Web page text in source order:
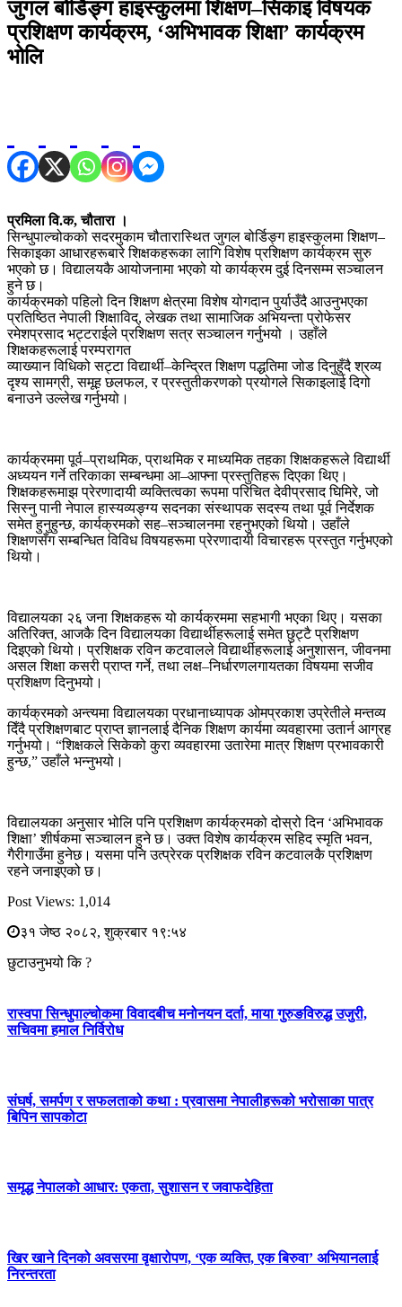
जुगल बोर्डिङ्ग हाइस्कुलमा शिक्षण–सिकाइ विषयक
प्रशिक्षण कार्यक्रम, ‘अभिभावक शिक्षा’ कार्यक्रम
भोलि
प्रमिला वि.क, चौतारा ।
सिन्धुपाल्चोकको सदरमुकाम चौतारास्थित जुगल बोर्डिङ्ग हाइस्कुलमा शिक्षण–
सिकाइका आधारहरूबारे शिक्षकहरूका लागि विशेष प्रशिक्षण कार्यक्रम सुरु
भएको छ। विद्यालयकै आयोजनामा भएको यो कार्यक्रम दुई दिनसम्म सञ्चालन
हुने छ।
कार्यक्रमको पहिलो दिन शिक्षण क्षेत्रमा विशेष योगदान पुर्याउँदै आउनुभएका
प्रतिष्ठित नेपाली शिक्षाविद्, लेखक तथा सामाजिक अभियन्ता प्रोफेसर
रमेशप्रसाद भट्टराईले प्रशिक्षण सत्र सञ्चालन गर्नुभयो । उहाँले
शिक्षकहरूलाई परम्परागत
व्याख्यान विधिको सट्टा विद्यार्थी–केन्द्रित शिक्षण पद्धतिमा जोड दिनुहुँदै श्रव्य
दृश्य सामग्री, समूह छलफल, र प्रस्तुतीकरणको प्रयोगले सिकाइलाई दिगो
बनाउने उल्लेख गर्नुभयो।
कार्यक्रममा पूर्व–प्राथमिक, प्राथमिक र माध्यमिक तहका शिक्षकहरूले विद्यार्थी
अध्ययन गर्ने तरिकाका सम्बन्धमा आ–आफ्ना प्रस्तुतिहरू दिएका थिए।
शिक्षकहरूमाझ प्रेरणादायी व्यक्तित्वका रूपमा परिचित देवीप्रसाद घिमिरे, जो
सिस्नु पानी नेपाल हास्यव्यङ्ग्य सदनका संस्थापक सदस्य तथा पूर्व निर्देशक
समेत हुनुहुन्छ, कार्यक्रमको सह–सञ्चालनमा रहनुभएको थियो। उहाँले
शिक्षणसँग सम्बन्धित विविध विषयहरूमा प्रेरणादायी विचारहरू प्रस्तुत गर्नुभएको
थियो।
विद्यालयका २६ जना शिक्षकहरू यो कार्यक्रममा सहभागी भएका थिए। यसका
अतिरिक्त, आजकै दिन विद्यालयका विद्यार्थीहरूलाई समेत छुट्टै प्रशिक्षण
दिइएको थियो। प्रशिक्षक रविन कटवालले विद्यार्थीहरूलाई अनुशासन, जीवनमा
असल शिक्षा कसरी प्राप्त गर्ने, तथा लक्ष–निर्धारणलगायतका विषयमा सजीव
प्रशिक्षण दिनुभयो।
कार्यक्रमको अन्त्यमा विद्यालयका प्रधानाध्यापक ओमप्रकाश उप्रेतीले मन्तव्य
दिँदै प्रशिक्षणबाट प्राप्त ज्ञानलाई दैनिक शिक्षण कार्यमा व्यवहारमा उतार्न आग्रह
गर्नुभयो। “शिक्षकले सिकेको कुरा व्यवहारमा उतारेमा मात्र शिक्षण प्रभावकारी
हुन्छ,” उहाँले भन्नुभयो।
विद्यालयका अनुसार भोलि पनि प्रशिक्षण कार्यक्रमको दोस्रो दिन ‘अभिभावक
शिक्षा’ शीर्षकमा सञ्चालन हुने छ। उक्त विशेष कार्यक्रम सहिद स्मृति भवन,
गैरीगाउँमा हुनेछ। यसमा पनि उत्प्रेरक प्रशिक्षक रविन कटवालकै प्रशिक्षण
रहने जनाइएको छ।
Post Views: 1,014
३१ जेष्ठ २०८२, शुक्रबार १९:५४
छुटाउनुभयो कि ?
रास्वपा सिन्धुपाल्चोकमा विवादबीच मनोनयन दर्ता, माया गुरुङविरुद्ध उजुरी,
सचिवमा हमाल निर्विरोध
संघर्ष, समर्पण र सफलताको कथा : प्रवासमा नेपालीहरूको भरोसाका पात्र
बिपिन सापकोटा
समृद्ध नेपालको आधार: एकता, सुशासन र जवाफदेहिता
खिर खाने दिनको अवसरमा वृक्षारोपण, ‘एक व्यक्ति, एक बिरुवा’ अभियानलाई
निरन्तरता